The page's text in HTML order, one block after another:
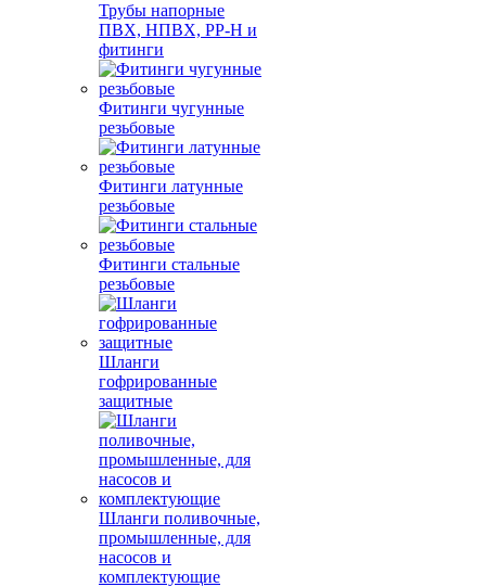
Трубы напорные
ПВХ, НПВХ, PP-H и
фитинги
Фитинги чугунные
резьбовые
Фитинги латунные
резьбовые
Фитинги стальные
резьбовые
Шланги
гофрированные
защитные
Шланги поливочные,
промышленные, для
насосов и
комплектующие